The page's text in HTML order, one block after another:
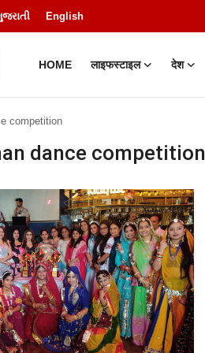
English
HOME लाइफस्टाइल देश
competition
dance competition